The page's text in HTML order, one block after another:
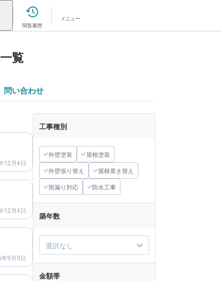
閲覧履歴
メニュー
覧
問い合わせ
12月4日
12月4日
9月3日
工事種別
外壁塗装
屋根塗装
外壁張り替え
屋根葺き替え
雨漏り対応
防水工事
築年数
選択なし
金額帯